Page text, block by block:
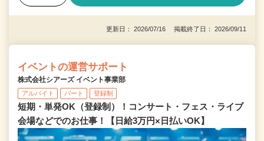
更新日： 2026/07/16 掲載終了日： 2026/09/11
イベントの運営サポート
株式会社シアーズ イベント事業部
アルバイト パート 登録制
短期・単発OK（登録制）！コンサート・フェス・ライブ
会場などでのお仕事！【日給3万円×日払いOK】